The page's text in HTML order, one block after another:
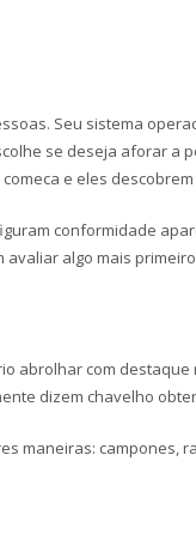
Seu sistema
se deseja aforar a
e eles
conformidade
algo mais
abrolhar com
dizem chavelho
maneiras: campones,